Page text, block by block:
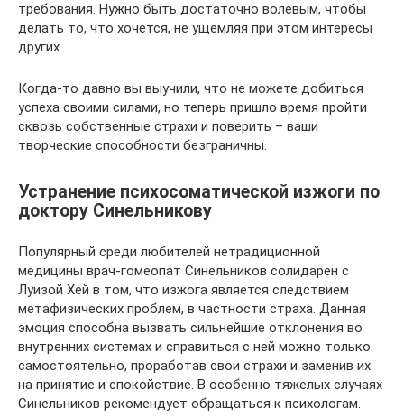
требования. Нужно быть достаточно волевым, чтобы
делать то, что хочется, не ущемляя при этом интересы
других.
Когда-то давно вы выучили, что не можете добиться
успеха своими силами, но теперь пришло время пройти
сквозь собственные страхи и поверить – ваши
творческие способности безграничны.
Устранение психосоматической изжоги по
доктору Синельникову
Популярный среди любителей нетрадиционной
медицины врач-гомеопат Синельников солидарен с
Луизой Хей в том, что изжога является следствием
метафизических проблем, в частности страха. Данная
эмоция способна вызвать сильнейшие отклонения во
внутренних системах и справиться с ней можно только
самостоятельно, проработав свои страхи и заменив их
на принятие и спокойствие. В особенно тяжелых случаях
Синельников рекомендует обращаться к психологам.